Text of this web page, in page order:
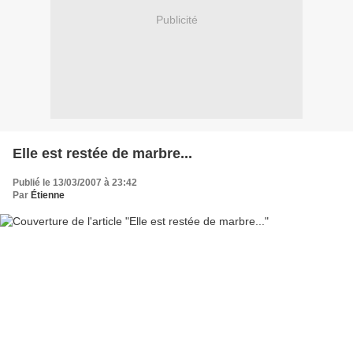
Publicité
Elle est restée de marbre...
Publié le 13/03/2007 à 23:42
Par Étienne